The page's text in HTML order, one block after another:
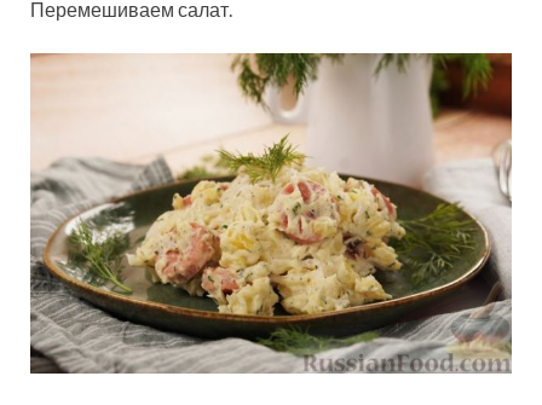
Перемешиваем салат.